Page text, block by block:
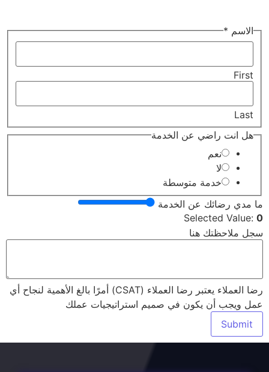
عن
الاسم
الاسم *
First
Last
هل انت راضي عن الخدمة
نعم
لا
خدمة متوسطة
ما مدي رضائك عن الخدمة
Selected Value: 0
سجل ملاحظتك هنا
رضا العملاء يعتبر رضا العملاء (CSAT) أمرًا بالغ الأهمية لنجاح أي
عمل ويجب أن يكون في صميم استراتيجيات عملك
Submit